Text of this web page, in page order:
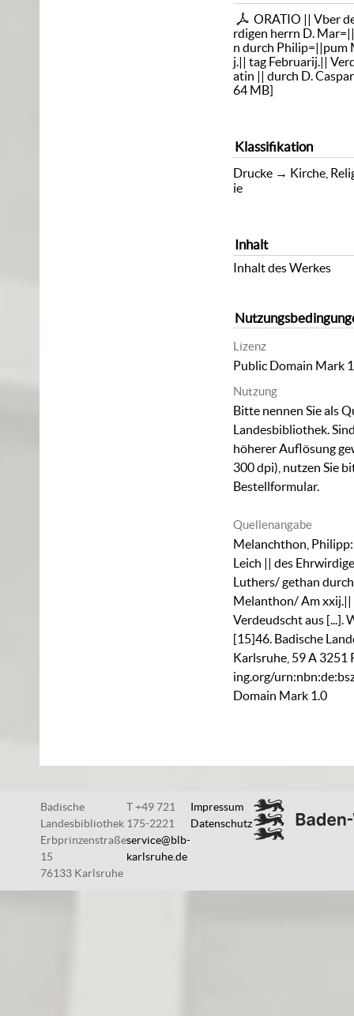
ORATIO || Vber
rdigen herrn D.
n durch Philip=||pum
j.|| tag Februarij.||
atin || durch D.
64 MB]
Klassifikation
Drucke → Kirche,
ie
Inhalt
Inhalt des Werkes
Lizenz
Public Domain Mark
Nutzung
Bitte nennen Sie als
Landesbibliothek.
höherer Auflösung
300 dpi), nutzen Sie
Bestellformular.
Quellenangabe
Melanchthon,
Leich || des
Luthers/ gethan
Melanthon/ Am
Verdeudscht aus [...].
[15]46. Badische
Karlsruhe, 59 A 3251
ing.org/
Domain Mark 1.0
Badische
Landesbibliothek
Erbprinzenstraße
15
76133 Karlsruhe
T +49 721
175-2221
service@blb-
karlsruhe.de
Impressum
Datenschutz